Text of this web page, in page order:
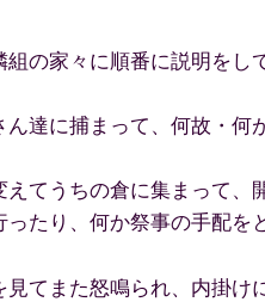
の家々に順番に説明をし
ん達に捕まって、何故・
てうちの倉に集まって、
たり、何か祭事の手配を
見てまた怒鳴られ、内掛